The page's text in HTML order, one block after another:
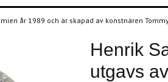
år 1989 och är skapad av konstnären
Henrik
utgavs